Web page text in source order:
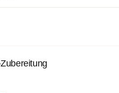
Zubereitung